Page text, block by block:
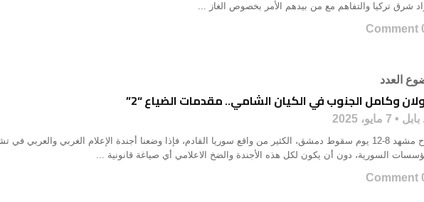
شرق تركيا والتفاهم مع من بيدهم الأمر بخصوص الغاز ...
0
العدد
وكامل الجنوب في الكيان الشامي.. مقدمات الضياع “2”
بابل 7 مايو، 2025
يشرح مشهد 8-12 يوم سقوط دمشق، الكثير من واقع سوريا القادم، فإذا وضعنا أجندة الإعلام الغربي والعربي
السورية، دون أن يكون لكل هذه الأجندة والضخ الاعلامي أي صياغة قانونية ...
0